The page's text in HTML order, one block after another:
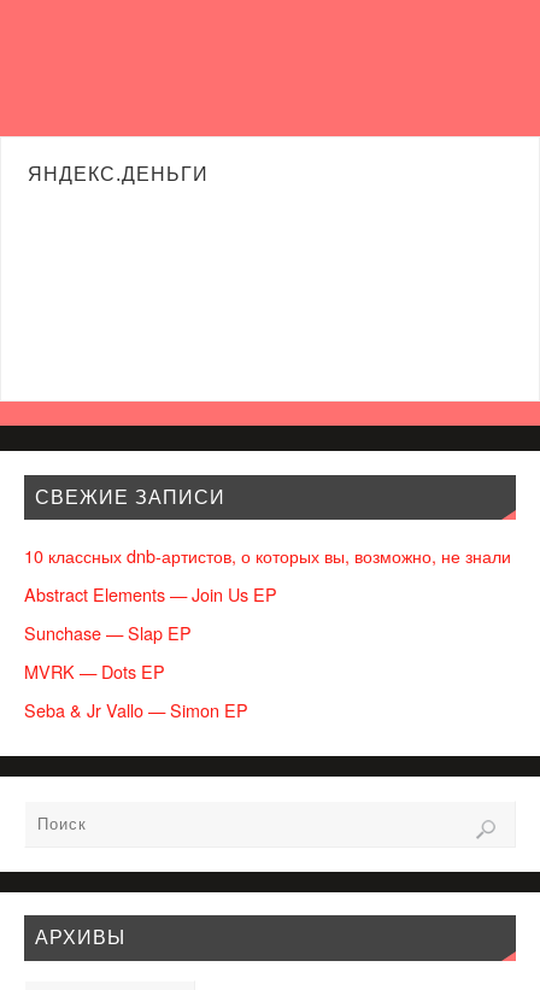
ЯНДЕКС.ДЕНЬГИ
СВЕЖИЕ ЗАПИСИ
10 классных dnb-артистов, о которых вы, возможно, не знали
Abstract Elements — Join Us EP
Sunchase — Slap EP
MVRK — Dots EP
Seba & Jr Vallo — Simon EP
АРХИВЫ